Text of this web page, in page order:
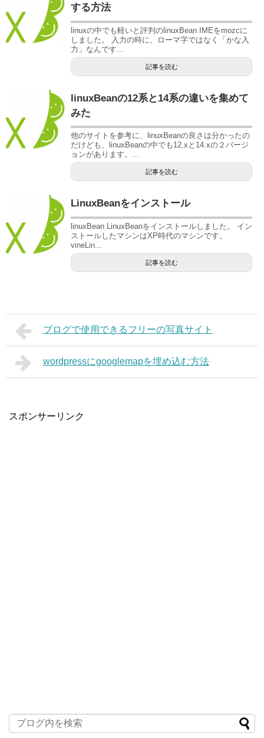
する方法
linuxの中でも軽いと評判のlinuxBean IMEをmozcに
しました。 入力の時に、ローマ字ではなく「かな入
力」なんです...
記事を読む
linuxBeanの12系と14系の違いを集めて
みた
他のサイトを参考に、linuxBeanの良さは分かったの
だけども、linuxBeanの中でも12.xと14.xの２バージ
ョンがあります。...
記事を読む
LinuxBeanをインストール
linuxBean LinuxBeanをインストールしました。 イン
ストールしたマシンはXP時代のマシンです。
vineLin...
記事を読む
ブログで使用できるフリーの写真サイト
wordpressにgooglemapを埋め込む方法
スポンサーリンク